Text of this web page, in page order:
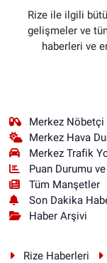
Rize ile ilgili
gelişmeler ve
haberleri ve
Merkez Nöbetçi
Merkez Hava
Merkez Trafik
Puan Durumu
Tüm Manşetler
Son Dakika
Haber Arşivi
Rize Haberleri